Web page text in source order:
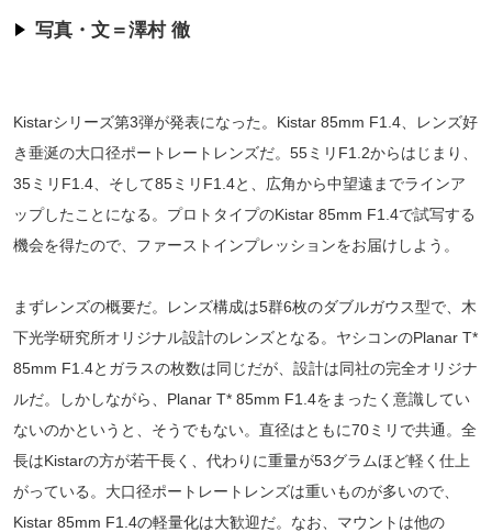
写真・文＝澤村 徹
Kistarシリーズ第3弾が発表になった。Kistar 85mm F1.4、レンズ好
き垂涎の大口径ポートレートレンズだ。55ミリF1.2からはじまり、
35ミリF1.4、そして85ミリF1.4と、広角から中望遠までラインア
ップしたことになる。プロトタイプのKistar 85mm F1.4で試写する
機会を得たので、ファーストインプレッションをお届けしよう。
まずレンズの概要だ。レンズ構成は5群6枚のダブルガウス型で、木
下光学研究所オリジナル設計のレンズとなる。ヤシコンのPlanar T*
85mm F1.4とガラスの枚数は同じだが、設計は同社の完全オリジナ
ルだ。しかしながら、Planar T* 85mm F1.4をまったく意識してい
ないのかというと、そうでもない。直径はともに70ミリで共通。全
長はKistarの方が若干長く、代わりに重量が53グラムほど軽く仕上
がっている。大口径ポートレートレンズは重いものが多いので、
Kistar 85mm F1.4の軽量化は大歓迎だ。なお、マウントは他の